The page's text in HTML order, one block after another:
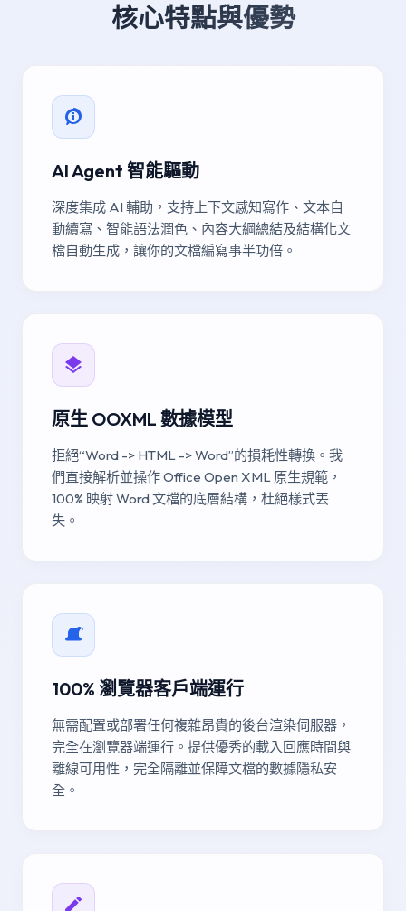
核心特點與優勢
AI Agent 智能驅動
深度集成 AI 輔助，支持上下文感知寫作、文本自
動續寫、智能語法潤色、內容大綱總結及結構化文
檔自動生成，讓你的文檔編寫事半功倍。
原生 OOXML 數據模型
拒絕“Word -> HTML -> Word”的損耗性轉換。我
們直接解析並操作 Office Open XML 原生規範，
100% 映射 Word 文檔的底層結構，杜絕樣式丟
失。
100% 瀏覽器客戶端運行
無需配置或部署任何複雜昂貴的後台渲染伺服器，
完全在瀏覽器端運行。提供優秀的載入回應時間與
離線可用性，完全隔離並保障文檔的數據隱私安
全。